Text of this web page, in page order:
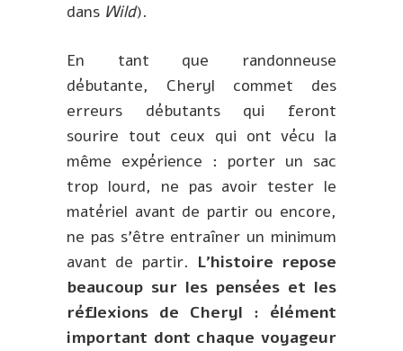
dans Wild).
En tant que randonneuse
débutante, Cheryl commet des
erreurs débutants qui feront
sourire tout ceux qui ont vécu la
même expérience : porter un sac
trop lourd, ne pas avoir tester le
matériel avant de partir ou encore,
ne pas s’être entraîner un minimum
avant de partir. L’histoire repose
beaucoup sur les pensées et les
réflexions de Cheryl : élément
important dont chaque voyageur